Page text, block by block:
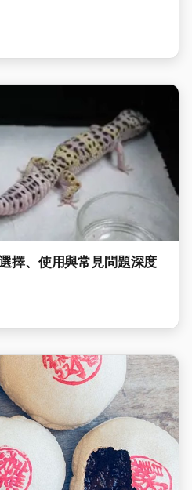
擇、使用與常見問題深度